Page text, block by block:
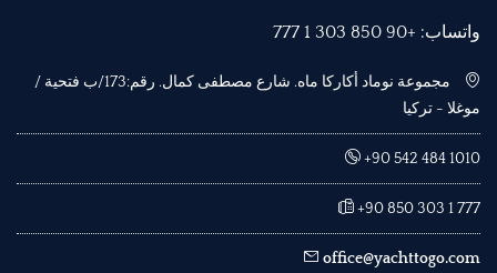
واتساب: +90 850 303 1 777
مجموعة نوماد أكاركا ماه. شارع مصطفى كمال. رقم:173/ب فتحية /
موغلا - تركيا
+90 542 484 1010
+90 850 303 1 777
office@yachttogo.com